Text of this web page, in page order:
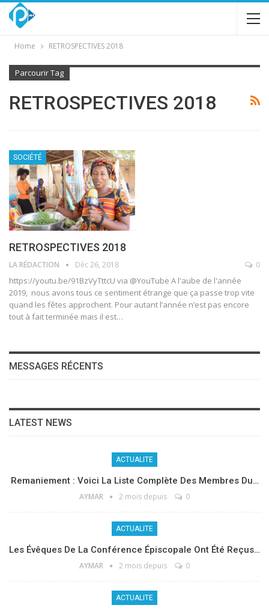
Home RETROSPECTIVES 2018
Parcourir Tag
RETROSPECTIVES 2018
SOCIÉTÉ
RETROSPECTIVES 2018
LA RÉDACTION Déc 26, 2018 0
https://youtu.be/91BzVyTttcU via @YouTube A l'aube de l'année
2019, nous avons tous ce sentiment étrange que ça passe trop vite
quand les fêtes approchent. Pour autant l’année n’est pas encore
tout à fait terminée mais il est…
MESSAGES RÉCENTS
LATEST NEWS
ACTUALITE
Remaniement : Voici La Liste Complète Des Membres Du…
AYMAR 2 mois depuis 0
ACTUALITE
Les Évêques De La Conférence Épiscopale Ont Été Reçus…
AYMAR 2 mois depuis 0
ACTUALITE